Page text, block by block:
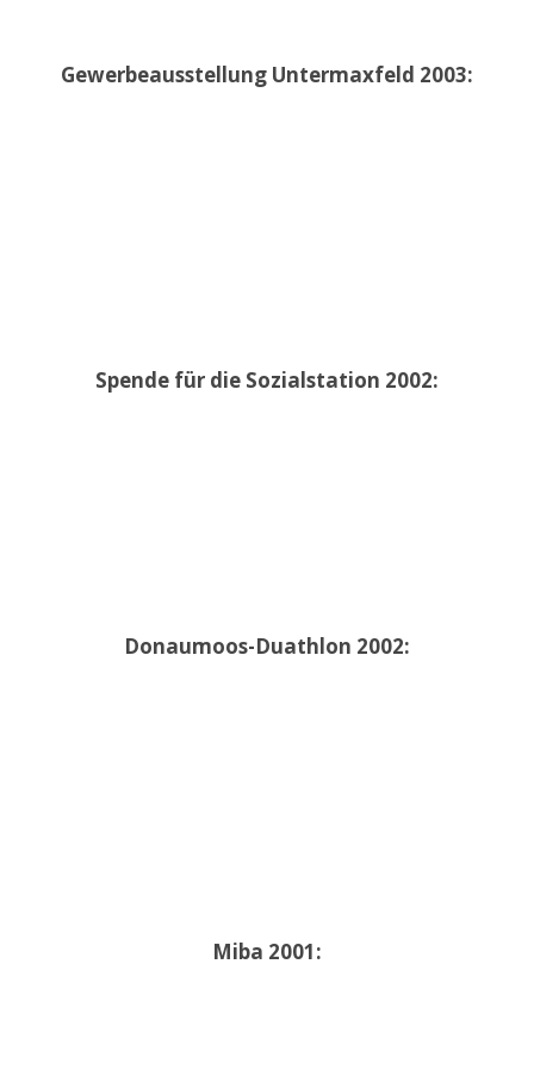
Gewerbeausstellung Untermaxfeld 2003:
Spende für die Sozialstation 2002:
Donaumoos-Duathlon 2002:
Miba 2001: